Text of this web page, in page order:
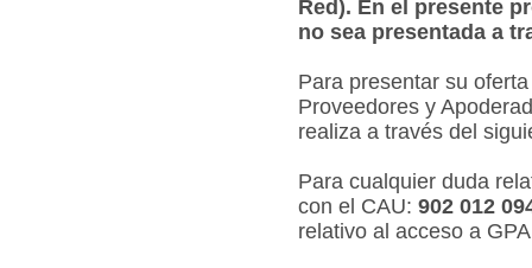
Red). En el presente
no sea presentada a
Para presentar su
Proveedores y
realiza a través del
Para cualquier duda
con el CAU: 902 012
relativo al acceso a